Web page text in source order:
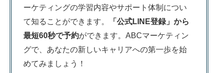
ーケティングの学習内容やサポート体制につい
て知ることができます。
「公式LINE登録」から
最短60秒で予約ができます。ABCマーケティン
グで、あなたの新しいキャリアへの第一歩を始
めてみましょう！